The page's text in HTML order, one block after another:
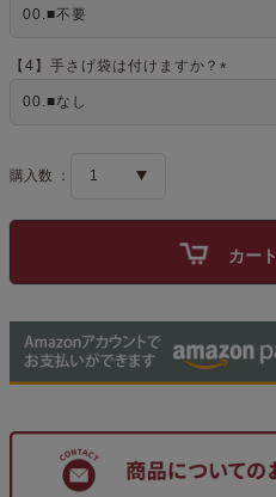
【4】手さげ袋は付けますか？
カー